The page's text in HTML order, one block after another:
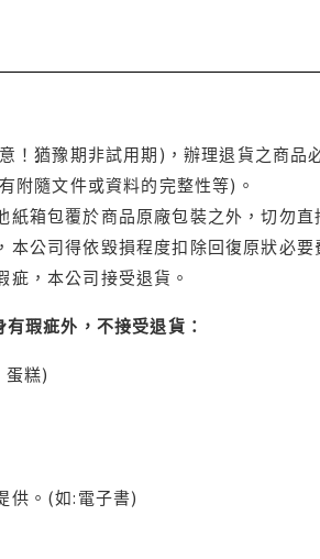
！猶豫期非試用期)，辦理退貨之商品
附隨文件或資料的完整性等)。
箱包覆於商品原廠包裝之外，切勿直
公司得依毀損程度扣除回復原狀必
，本公司接受退貨。
瑕疵外，不接受退貨：
蛋糕)
供。(如:電子書)